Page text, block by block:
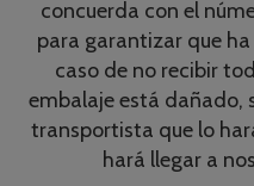
concuerda con el
para garantizar que
caso de no recibir
embalaje está dañado,
transportista que lo
hará llegar a